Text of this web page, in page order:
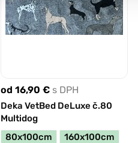
od 16,90 € s DPH
Deka VetBed DeLuxe č.80
Multidog
80x100cm
160x100cm